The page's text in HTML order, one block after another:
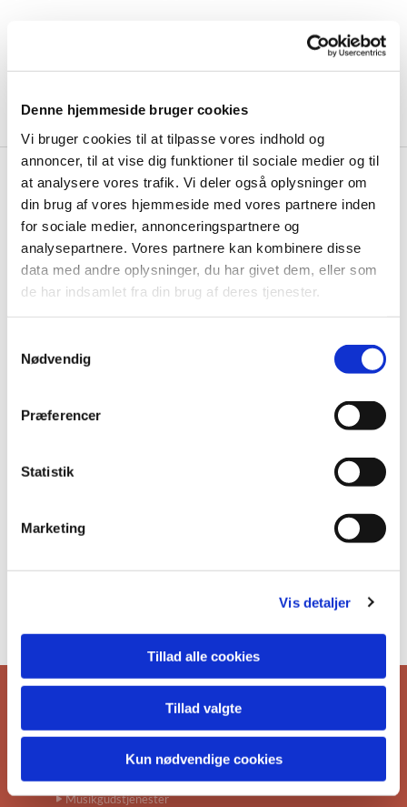
Denne hjemmeside bruger cookies
Vi bruger cookies til at tilpasse vores indhold og
annoncer, til at vise dig funktioner til sociale medier og til
at analysere vores trafik. Vi deler også oplysninger om
din brug af vores hjemmeside med vores partnere inden
for sociale medier, annonceringspartnere og
analysepartnere. Vores partnere kan kombinere disse
data med andre oplysninger, du har givet dem, eller som
de har indsamlet fra din brug af deres tjenester.
Nødvendig
Præferencer
Statistik
Marketing
Vis detaljer
Tillad alle cookies
Tillad valgte
Kun nødvendige cookies
ved gudstjenesterne - sammen med organisterne har opført
Musikgudstjenester
Skumringsgudstjeneste
Andre særlige gudstjenester
Musikgudstjenester